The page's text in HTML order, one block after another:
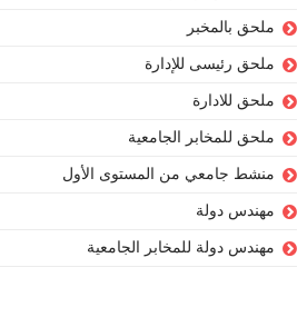
ملحق بالمخبر
ملحق رئيسى للإدارة
ملحق للادارة
ملحق للمخابر الجامعية
منشط جامعي من المستوى الأول
مهندس دولة
مهندس دولة للمخابر الجامعية